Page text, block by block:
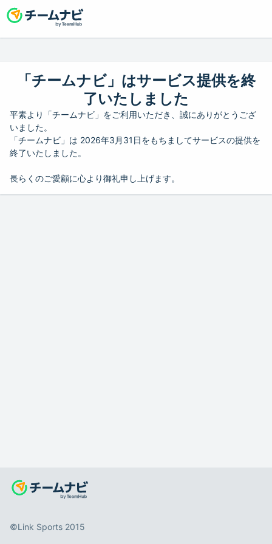
「チームナビ」はサービス提供を終
了いたしました
平素より「チームナビ」をご利用いただき、誠にありがとうござ
いました。
「チームナビ」は 2026年3月31日をもちましてサービスの提供を
終了いたしました。
長らくのご愛顧に心より御礼申し上げます。
©️Link Sports 2015